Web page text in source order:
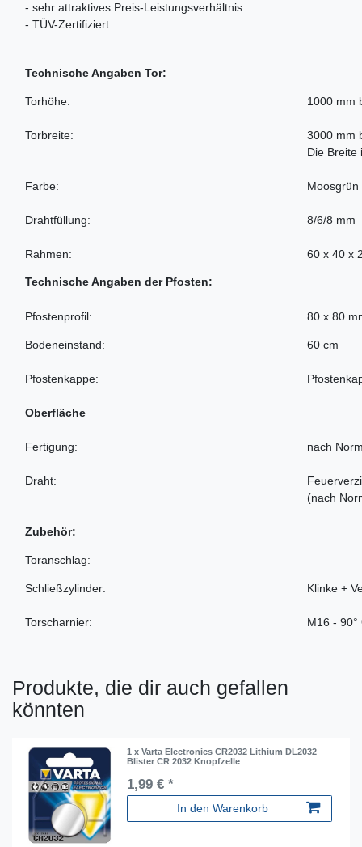
- sehr attraktives Preis-Leistungsverhältnis
- TÜV-Zertifiziert
Technische Angaben Tor:
Torhöhe:
Torbreite:
Farbe:
Drahtfüllung:
Rahmen:
1000 mm
3000 mm
Die Breite
Moosgrün
8/6/8 mm
60 x 40 x
Technische Angaben der Pfosten:
Pfostenprofil:
Bodeneinstand:
Pfostenkappe:
80 x 80
60 cm
Oberfläche
Fertigung:
Draht:
nach
(nach
Zubehör:
Toranschlag:
Schließzylinder:
Torscharnier:
Klinke +
M16 - 90°
Produkte, die dir auch gefallen
könnten
1 x Varta Electronics CR2032 Lithium DL2032
Blister CR 2032 Knopfzelle
1,99 € *
In den Warenkorb